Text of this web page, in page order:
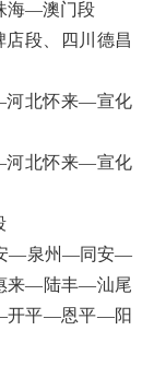
海—澳门段
段、四川德昌
北怀来—宣化
北怀来—宣化
—泉州—同安—
来—陆丰—汕尾
平—恩平—阳